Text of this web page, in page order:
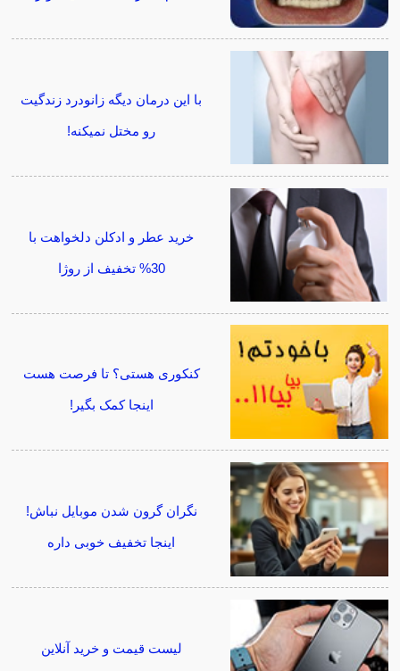
با این درمان دیگه زانودرد زندگیت
رو مختل نمیکنه!
خرید عطر و ادکلن دلخواهت با
30% تخفیف از روژا
کنکوری هستی؟ تا فرصت هست
اینجا کمک بگیر!
نگران گرون شدن موبایل نباش!
اینجا تخفیف خوبی داره
لیست قیمت و خرید آنلاین